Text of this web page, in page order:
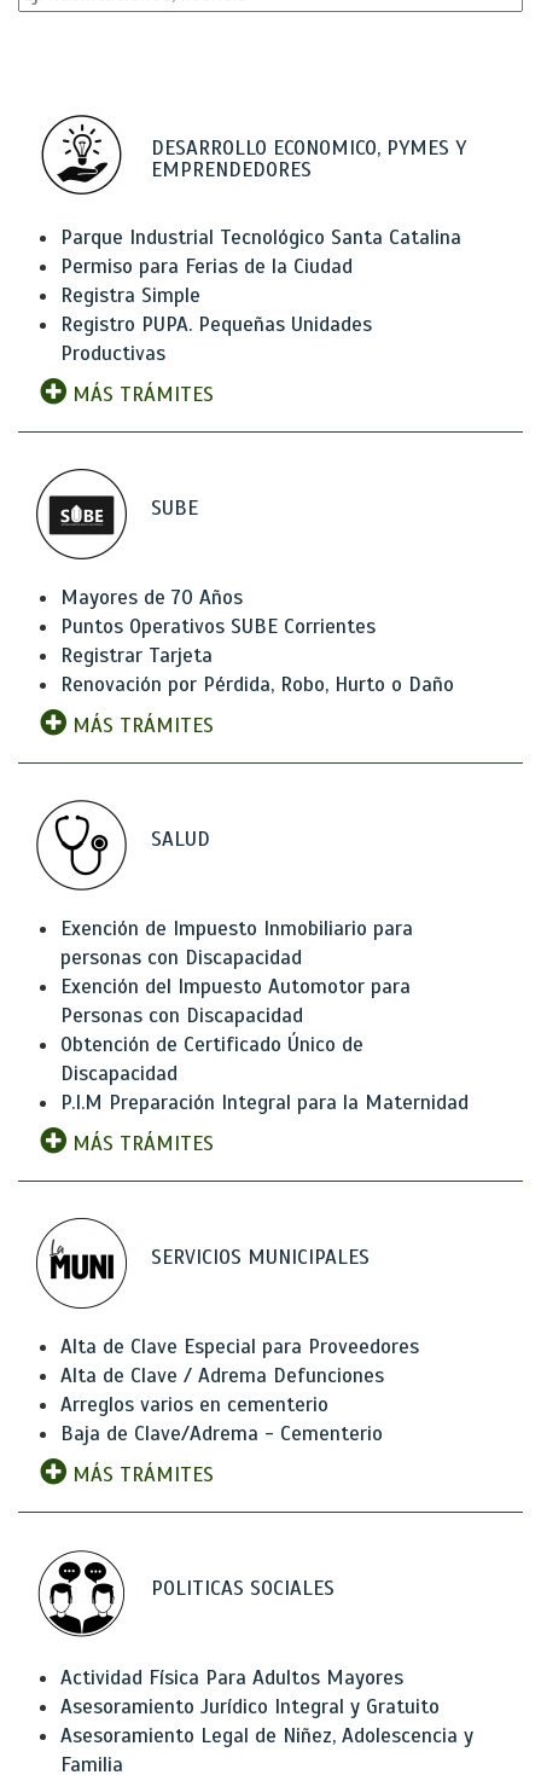
DESARROLLO ECONOMICO, PYMES Y
EMPRENDEDORES
Parque Industrial Tecnológico Santa Catalina
Permiso para Ferias de la Ciudad
Registra Simple
Registro PUPA. Pequeñas Unidades
Productivas
MÁS TRÁMITES
SUBE
Mayores de 70 Años
Puntos Operativos SUBE Corrientes
Registrar Tarjeta
Renovación por Pérdida, Robo, Hurto o Daño
MÁS TRÁMITES
SALUD
Exención de Impuesto Inmobiliario para
personas con Discapacidad
Exención del Impuesto Automotor para
Personas con Discapacidad
Obtención de Certificado Único de
Discapacidad
P.I.M Preparación Integral para la Maternidad
MÁS TRÁMITES
SERVICIOS MUNICIPALES
Alta de Clave Especial para Proveedores
Alta de Clave / Adrema Defunciones
Arreglos varios en cementerio
Baja de Clave/Adrema - Cementerio
MÁS TRÁMITES
POLITICAS SOCIALES
Actividad Física Para Adultos Mayores
Asesoramiento Jurídico Integral y Gratuito
Asesoramiento Legal de Niñez, Adolescencia y
Familia